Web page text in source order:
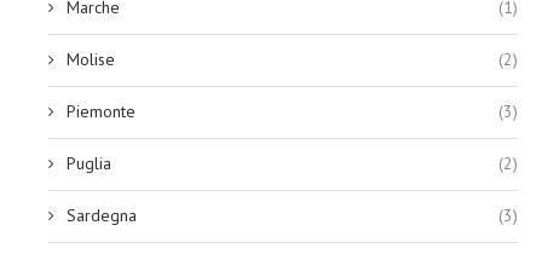
Marche (1)
Molise (2)
Piemonte (3)
Puglia (2)
Sardegna (3)